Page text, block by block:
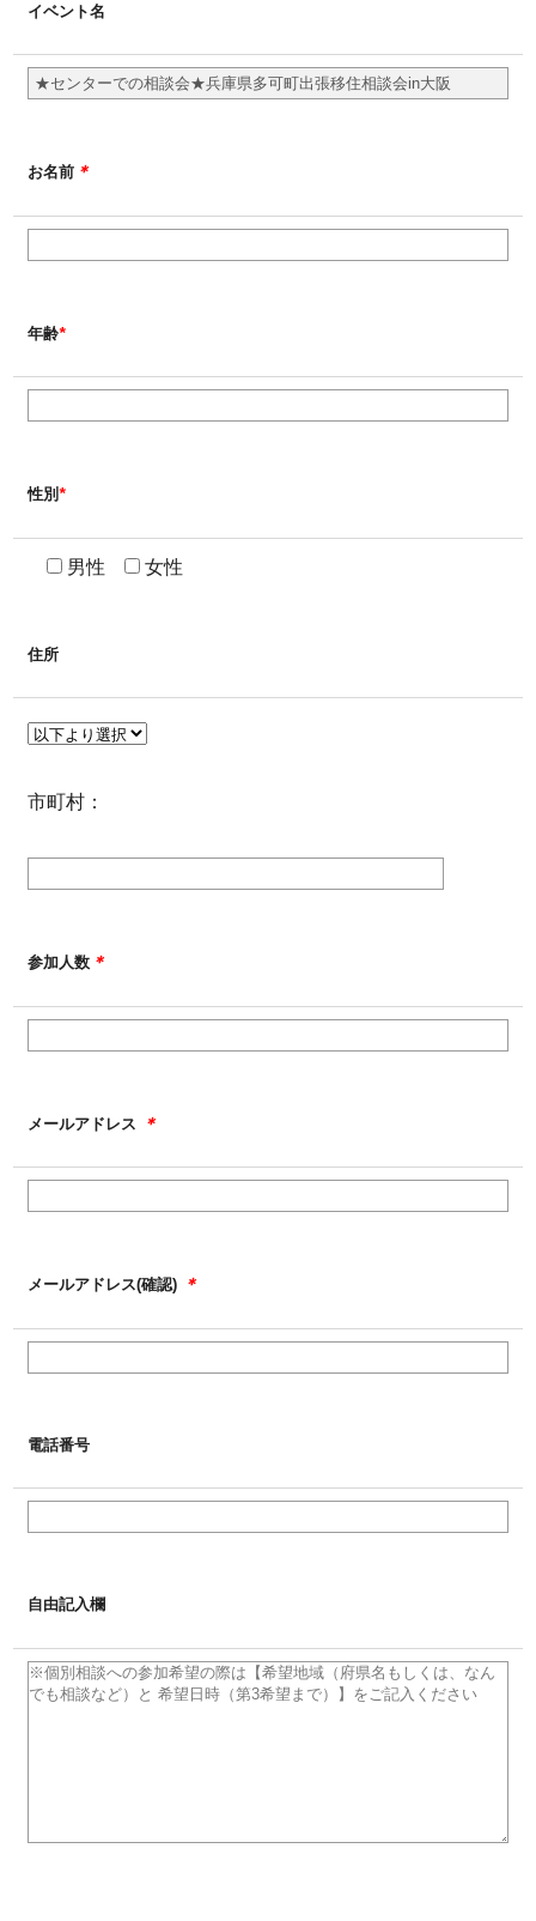
イベント名
お名前 ＊
年齢*
性別*
男性 女性
住所
市町村：
参加人数 ＊
メールアドレス ＊
メールアドレス(確認) ＊
電話番号
自由記入欄